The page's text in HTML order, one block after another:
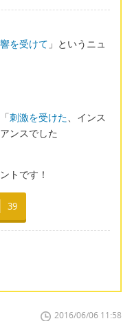
を受けて 」というニュ
刺激を受けた、インス
ンスでした
トです！
39
2016/06/06 11:58